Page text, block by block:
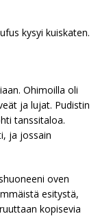
kysyi kuiskaten.
Ohimoilla oli
ja lujat. Pudistin
tanssitaloa.
ja jossain
oven
esitystä,
kopisevia